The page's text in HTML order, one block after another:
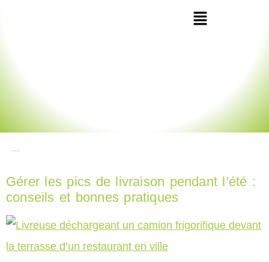
Gérer les pics de livraison pendant l’été :
conseils et bonnes pratiques